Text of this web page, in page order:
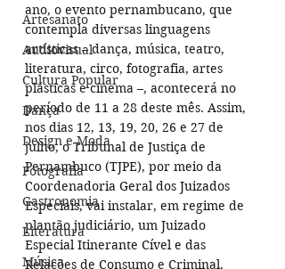
Artesanato
Audiovisual
Cultura Popular
Dança
Design e Moda
Fotografia
Gastronomia
Literatura
Música
ano, o evento pernambucano, que
contempla diversas linguagens
artísticas – dança, música, teatro,
literatura, circo, fotografia, artes
plásticas e cinema –, acontecerá no
período de 11 a 28 deste mês. Assim,
nos dias 12, 13, 19, 20, 26 e 27 de
julho, o Tribunal de Justiça de
Pernambuco (TJPE), por meio da
Coordenadoria Geral dos Juizados
Especiais, vai instalar, em regime de
plantão judiciário, um Juizado
Especial Itinerante Cível e das
Relações de Consumo e Criminal,